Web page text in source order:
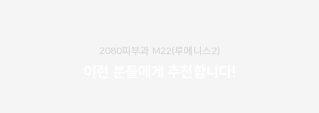
2080피부과 M22(루메니스2)